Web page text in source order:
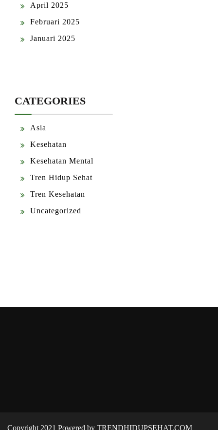
April 2025
Februari 2025
Januari 2025
CATEGORIES
Asia
Kesehatan
Kesehatan Mental
Tren Hidup Sehat
Tren Kesehatan
Uncategorized
Copyright 2021 Powered by TRENDHIDUPSEHAT.COM